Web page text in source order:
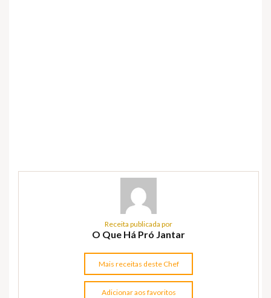
Receita publicada por
O Que Há Pró Jantar
Mais receitas deste Chef
Adicionar aos favoritos